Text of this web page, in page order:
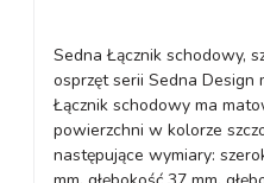
Sedna Łącznik schodowy,
osprzęt serii Sedna Design
Łącznik schodowy ma
powierzchni w kolorze
następujące wymiary: